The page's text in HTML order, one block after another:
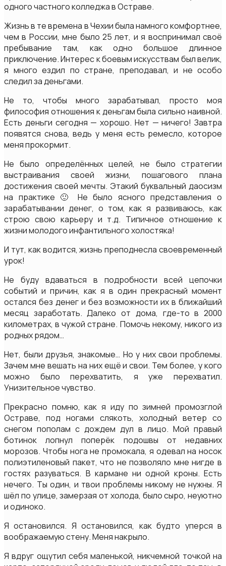
одного частного колледжа в Остраве.
Жизнь в те времена в Чехии была намного комфортнее,
чем в России, мне было 25 лет, и я воспринимал своё
пребывание там, как одно большое длинное
приключение. Интерес к боевым искусствам был велик,
я много ездил по стране, преподавал, и не особо
следил за деньгами.
Не то, чтобы много зарабатывал, просто моя
философия отношения к деньгам была сильно наивной.
Есть деньги сегодня — хорошо. Нет — ничего! Завтра
появятся снова, ведь у меня есть ремесло, которое
меня прокормит.
Не было определённых целей, не было стратегии
выстраивания своей жизни, пошагового плана
достижения своей мечты. Этакий буквальный даосизм
на практике 🙂 Не было ясного представления о
зарабатывании денег, о том, как я развиваюсь, как
строю свою карьеру и т.д. Типичное отношение к
жизни молодого инфантильного холостяка!
И тут, как водится, жизнь преподнесла своевременный
урок!
Не буду вдаваться в подробности всей цепочки
событий и причин, как я в один прекрасный момент
остался без денег и без возможности их в ближайший
месяц заработать. Далеко от дома, где-то в 2000
километрах, в чужой стране. Помочь некому, никого из
родных рядом…
Нет, были друзья, знакомые… Но у них свои проблемы.
Зачем мне вешать на них ещё и свои. Тем более, у кого
можно было перехватить, я уже перехватил.
Унизительное чувство.
Прекрасно помню, как я иду по зимней промозглой
Остраве, под ногами слякоть, холодный ветер со
снегом пополам с дождем дул в лицо. Мой правый
ботинок лопнул поперёк подошвы от недавних
морозов. Чтобы нога не промокала, я одевал на носок
полиэтиленовый пакет, что не позволяло мне нигде в
гостях разуваться. В кармане ни одной кроны. Есть
нечего. Ты один, и твои проблемы никому не нужны. Я
шёл по улице, замерзая от холода, было сыро, неуютно
и одиноко.
Я остановился. Я остановился, как будто уперся в
воображаемую стену. Меня накрыло.
Я вдруг ощутил себя маленькой, никчемной точкой на